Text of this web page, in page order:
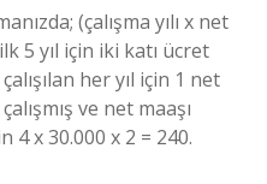
(çalışma yılı x net
5 yıl için iki katı ücret
her yıl için 1 net
ve net maaşı
4 x 30.000 x 2 = 240.